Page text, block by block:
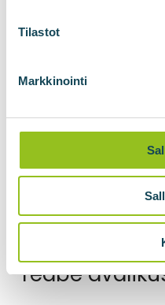
Tilastot
Markkinointi
isikuandmetele on
nii et juurdepääs ja
tõttu õigus registris
pääseda ja kes vajavad
Isikuandmete
infosüsteemid on
juurdepääs neile on
meetoditega,
paroolidega.
varundatud.
Teabe